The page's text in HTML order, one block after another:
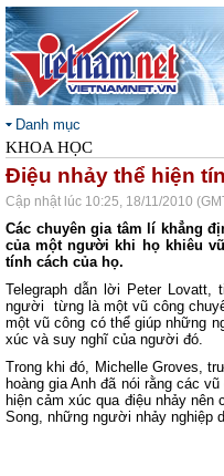
Danh mục
KHOA HỌC
Điệu nhảy thể hiện
Cập nhật lúc 10:25, 18/11/2010
Các chuyên gia tâm lí khẳng
của một người khi họ khiêu
tính cách của họ.
Telegraph dẫn lời Peter
người từng là một vũ công
một vũ công có thể giúp những
xúc và suy nghĩ của người đó.
Trong khi đó, Michelle Groves,
hoàng gia Anh đã nói rằng các
hiện cảm xúc qua điệu nhảy
Song, những người nhảy nghiệp